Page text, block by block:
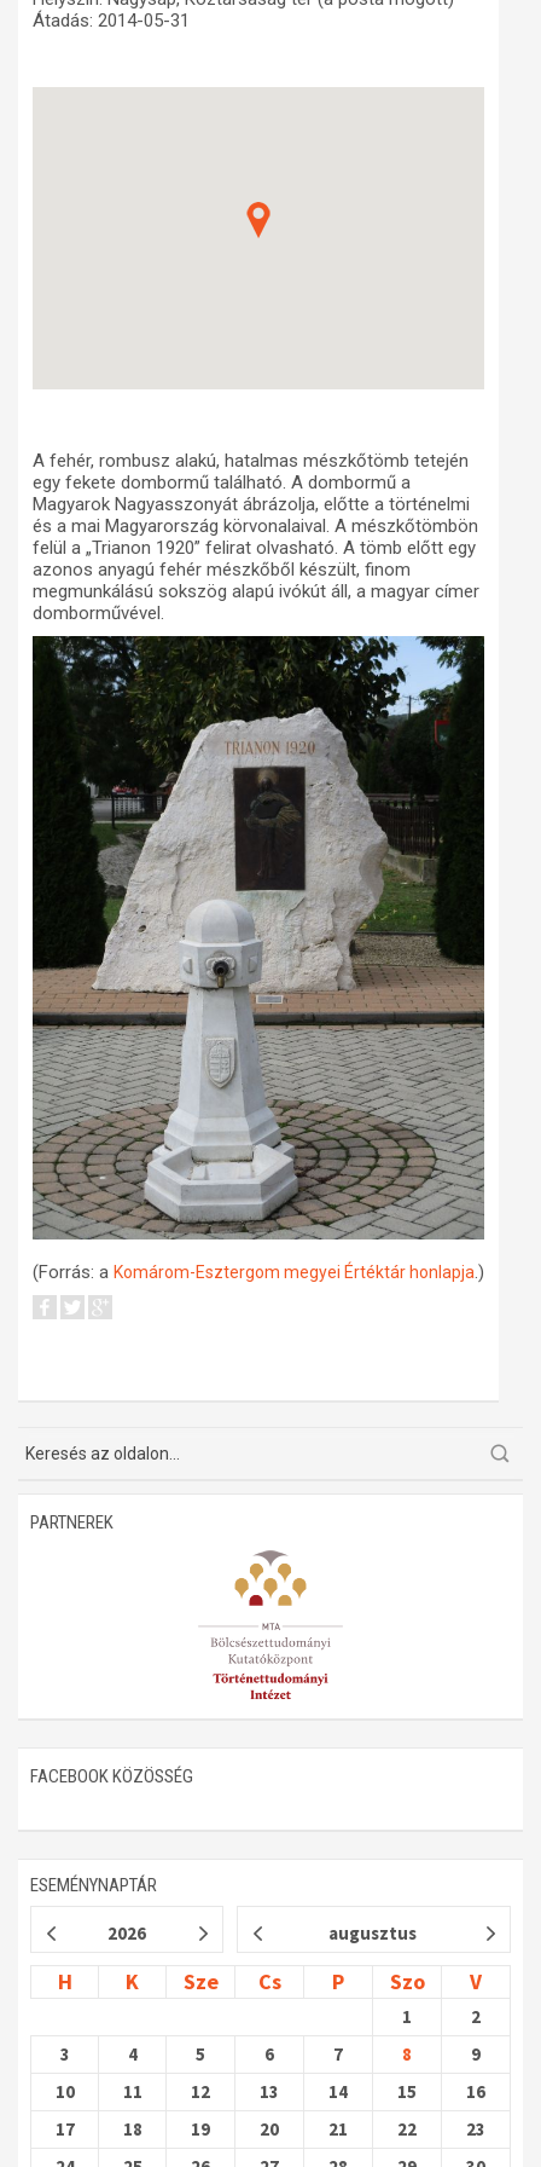
Átadás: 2014-05-31
A fehér, rombusz alakú, hatalmas mészkőtömb tetején
egy fekete dombormű található. A dombormű a
Magyarok Nagyasszonyát ábrázolja, előtte a történelmi
és a mai Magyarország körvonalaival. A mészkőtömbön
felül a „Trianon 1920” felirat olvasható. A tömb előtt egy
azonos anyagú fehér mészkőből készült, finom
megmunkálású sokszög alapú ivókút áll, a magyar címer
domborművével.
(Forrás: a Komárom-Esztergom megyei Értéktár honlapja .)
PARTNEREK
FACEBOOK KÖZÖSSÉG
ESEMÉNYNAPTÁR
2026 augusztus
H K Sze Cs P Szo V
1
2
3
4 5 6 7 8
9
10
11 12 13 14 15
16
17
18 19 20 21 22
23